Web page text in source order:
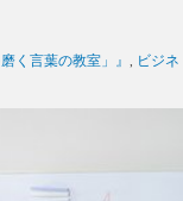
く言葉の教室」』
ビジネ